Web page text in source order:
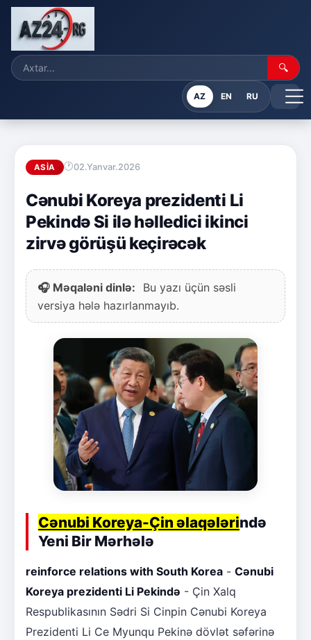
🔍
AZ EN RU
ASIA 02.Yanvar.2026
Cənubi Koreya prezidenti Li
Pekində Si ilə həlledici ikinci
zirvə görüşü keçirəcək
🎧 Məqaləni dinlə:
Bu yazı üçün səsli
versiya hələ hazırlanmayıb.
Cənubi Koreya-Çin əlaqələrində
Yeni Bir Mərhələ
reinforce relations with South Korea - Cənubi
Koreya prezidenti Li Pekində - Çin Xalq
Respublikasının Sədri Si Cinpin Cənubi Koreya
Prezidenti Li Ce Myunqu Pekinə dövlət səfərinə